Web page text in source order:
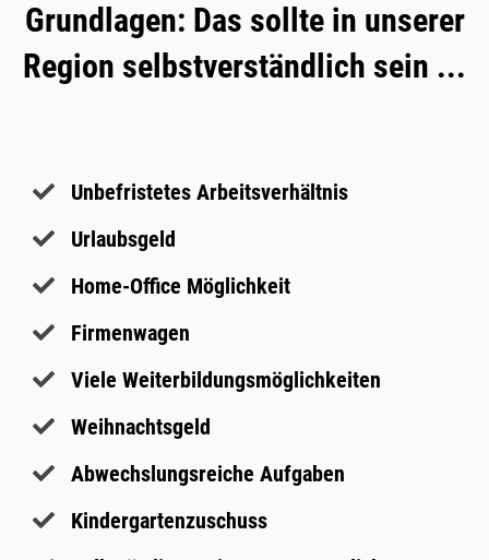
Grundlagen: Das sollte in unserer
Region selbstverständlich sein ...
Unbefristetes Arbeitsverhältnis
Urlaubsgeld
Home-Office Möglichkeit
Firmenwagen
Viele Weiterbildungsmöglichkeiten
Weihnachtsgeld
Abwechslungsreiche Aufgaben
Kindergartenzuschuss